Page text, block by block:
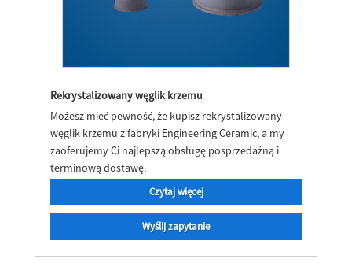
Rekrystalizowany węglik krzemu
Możesz mieć pewność, że kupisz rekrystalizowany
węglik krzemu z fabryki Engineering Ceramic, a my
zaoferujemy Ci najlepszą obsługę posprzedażną i
terminową dostawę.
Czytaj więcej
Wyślij zapytanie